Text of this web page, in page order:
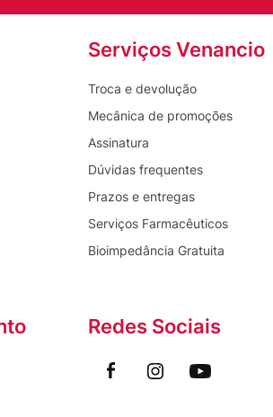
Serviços Venancio
Troca e devolução
Mecânica de promoções
Assinatura
Dúvidas frequentes
Prazos e entregas
Serviços Farmacêuticos
Bioimpedância Gratuita
Redes Sociais